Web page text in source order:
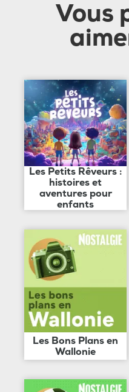
Vous
Les Petits Rêveurs :
histoires et
aventures pour
enfants
Les Bons Plans en
Wallonie